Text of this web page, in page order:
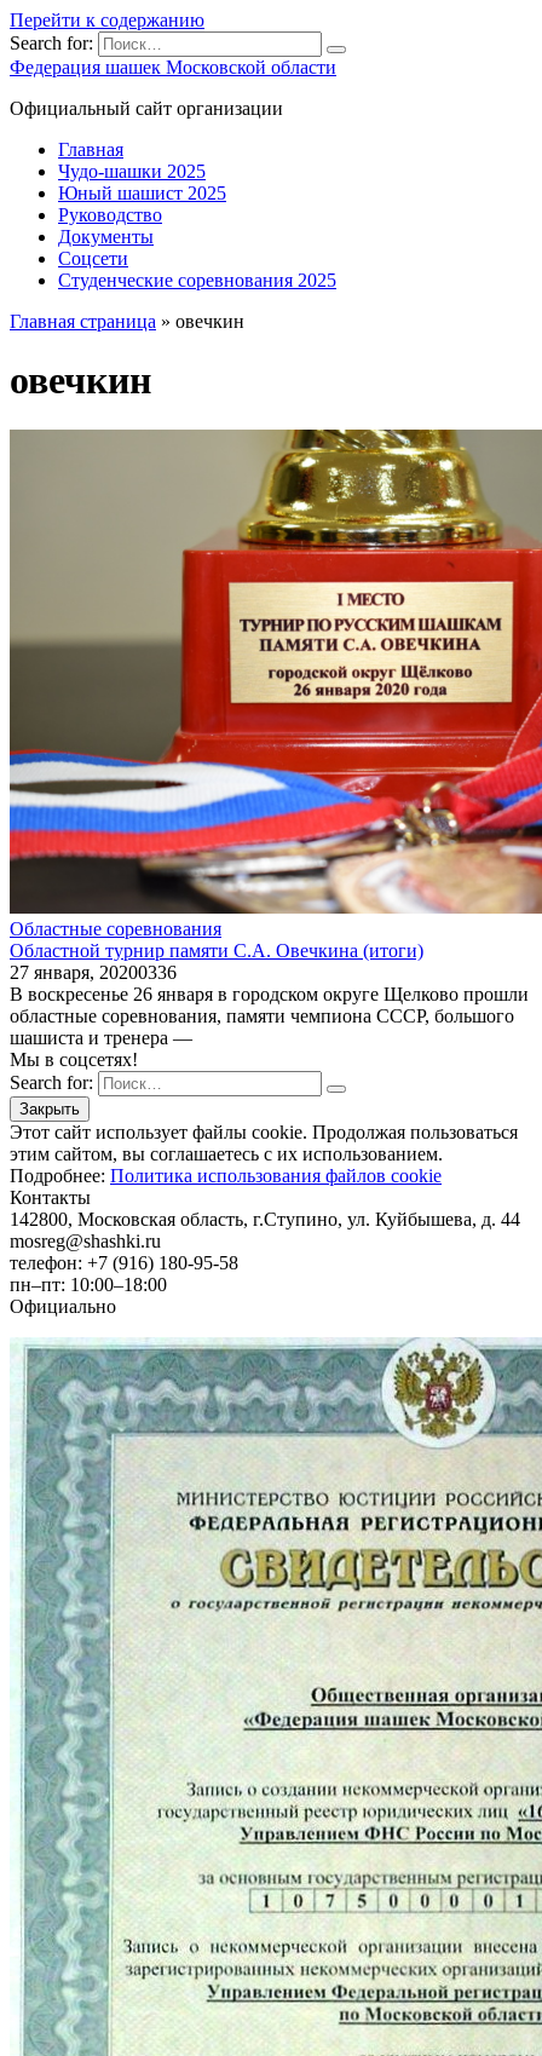
Перейти к содержанию
Search for:
Федерация шашек Московской области
Официальный сайт организации
Главная
Чудо-шашки 2025
Юный шашист 2025
Руководство
Документы
Соцсети
Студенческие соревнования 2025
Главная страница » овечкин
овечкин
Областные соревнования
Областной турнир памяти С.А. Овечкина (итоги)
27 января, 20200336
В воскресенье 26 января в городском округе Щелково прошли
областные соревнования, памяти чемпиона СССР, большого
шашиста и тренера —
Мы в соцсетях!
Search for:
Этот сайт использует файлы cookie. Продолжая пользоваться
этим сайтом, вы соглашаетесь с их использованием.
Подробнее: Политика использования файлов cookie
Контакты
142800, Московская область, г.Ступино, ул. Куйбышева, д. 44
mosreg@shashki.ru
телефон: +7 (916) 180-95-58
пн–пт: 10:00–18:00
Официально